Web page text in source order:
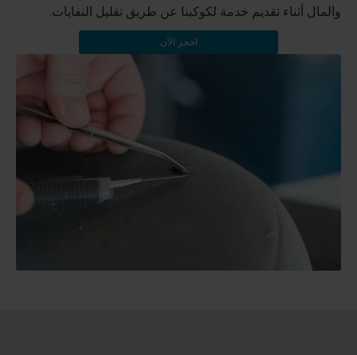
والمال أثناء تقديم خدمة لكوكبنا عن طريق تقليل النفايات.
احجز الآن